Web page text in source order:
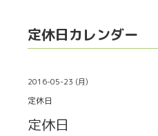
定休日カレンダー
2016-05-23 (月)
定休日
定休日